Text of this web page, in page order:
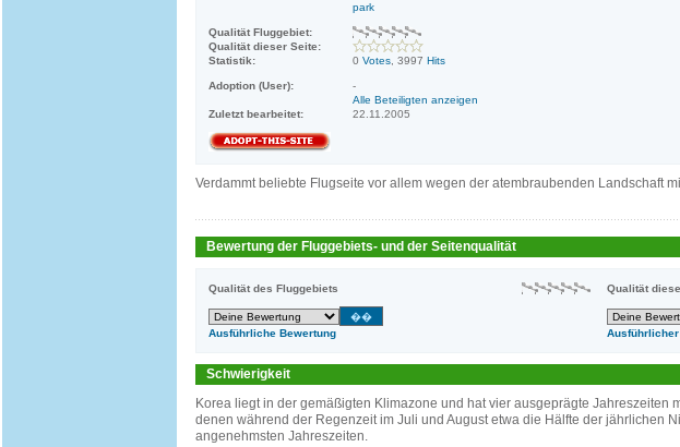
park
Qualität Fluggebiet:
Qualität dieser Seite:
Statistik:
0 Votes , 3997 Hits
Adoption (User):
-
Alle Beteiligten anzeigen
Zuletzt bearbeitet:
22.11.2005
Verdammt beliebte Flugseite vor allem wegen der atembraubenden Landschaft
Bewertung der Fluggebiets- und der Seitenqualität
Qualität des Fluggebiets Qualität
Ausführliche Bewertung
Schwierigkeit
Korea liegt in der gemäßigten Klimazone und hat vier ausgeprägte Jahreszeiten
denen während der Regenzeit im Juli und August etwa die Hälfte der jährlichen
angenehmsten Jahreszeiten.